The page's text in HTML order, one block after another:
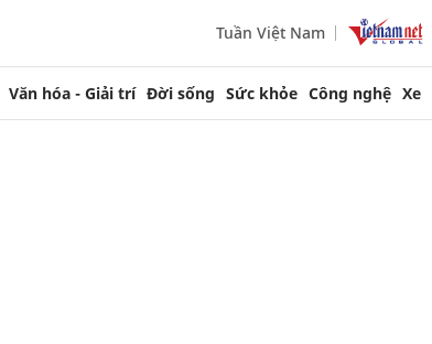
Tuần Việt Nam
Văn hóa - Giải trí Đời sống Sức khỏe Công nghệ Xe